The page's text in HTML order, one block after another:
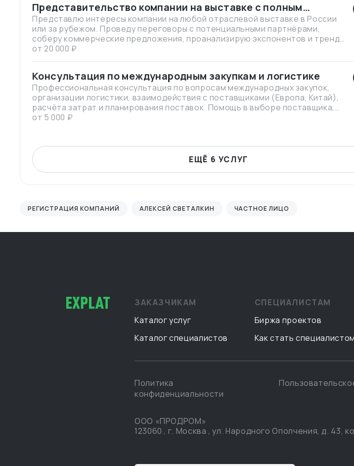
Представительство компании на выставке с полным
отчётом
Представлю интересы компании на любой отраслевой выставке в России
или за рубежом. Проведу переговоры с потенциальными партнёрами,
соберу коммерческие предложения, проанализирую экспонентов и тренды
рынка. По итогам подготовлю подробный отчёт с контактами, фото- и
от 20 000 ₽
Консультация по международным закупкам и логистике
Профессиональная консультация по вопросам международных закупок,
организации логистики, взаимодействия с поставщиками (Европа, Китай),
расчёта затрат и планирования поставок. Помощь в выборе поставщика,
оптимизации цепочек поставок, адаптации товара под рынок и подготовке
от 5 000 ₽
ЕЩЁ 6 УСЛУГ
РЕГИСТРАЦИЯ КОМПАНИЙ АЛЕКСЕЙ СВЕТАЛКИН ЧАСТНОЕ ЛИЦО
ЗАКАЗЧИКАМ
Каталог услуг
Каталог специалистов
СПЕЦИАЛИСТАМ
Биржа проектов
Как стать специалистом
Политика
конфиденциальности
ООО «ПРОДРОМ»
123060 , г. Москва ,ул. Народного Ополчения, д. 43,